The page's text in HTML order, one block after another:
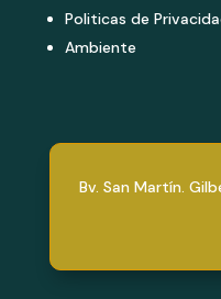
Politicas de
Ambiente
Bv. San Martín.